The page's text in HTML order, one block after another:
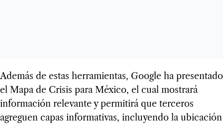
Además de estas herramientas, Google ha presentado
el Mapa de Crisis para México, el cual mostrará
información relevante y permitirá que terceros
agreguen capas informativas, incluyendo la ubicación